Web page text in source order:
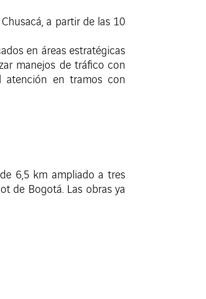
a partir de las 10
en áreas estratégicas
manejos de tráfico con
atención en tramos con
6,5 km ampliado a tres
de Bogotá. Las obras ya